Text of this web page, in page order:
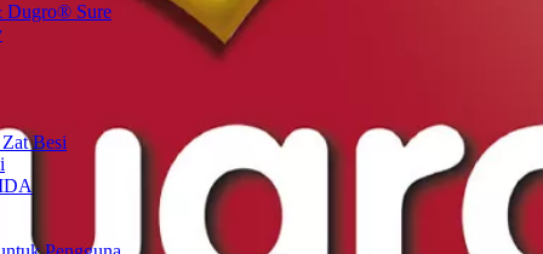
Dugro® Sure
Besi